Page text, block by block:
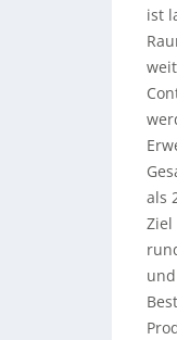
ist
als
Ziel